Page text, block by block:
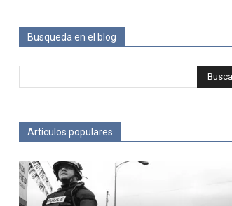
Busqueda en el blog
Artículos populares